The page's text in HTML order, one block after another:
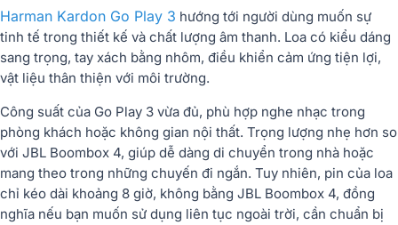
Harman Kardon Go Play 3 hướng tới người dùng muốn sự
tinh tế trong thiết kế và chất lượng âm thanh. Loa có kiểu dáng
sang trọng, tay xách bằng nhôm, điều khiển cảm ứng tiện lợi,
vật liệu thân thiện với môi trường.
Công suất của Go Play 3 vừa đủ, phù hợp nghe nhạc trong
phòng khách hoặc không gian nội thất. Trọng lượng nhẹ hơn so
với JBL Boombox 4, giúp dễ dàng di chuyển trong nhà hoặc
mang theo trong những chuyến đi ngắn. Tuy nhiên, pin của loa
chỉ kéo dài khoảng 8 giờ, không bằng JBL Boombox 4, đồng
nghĩa nếu bạn muốn sử dụng liên tục ngoài trời, cần chuẩn bị